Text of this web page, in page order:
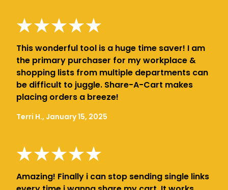
This wonderful tool is a huge time saver! I am
the primary purchaser for my workplace &
shopping lists from multiple departments can
be difficult to juggle. Share-A-Cart makes
placing orders a breeze!
Terri H., January 15, 2025
Amazing! Finally i can stop sending single links